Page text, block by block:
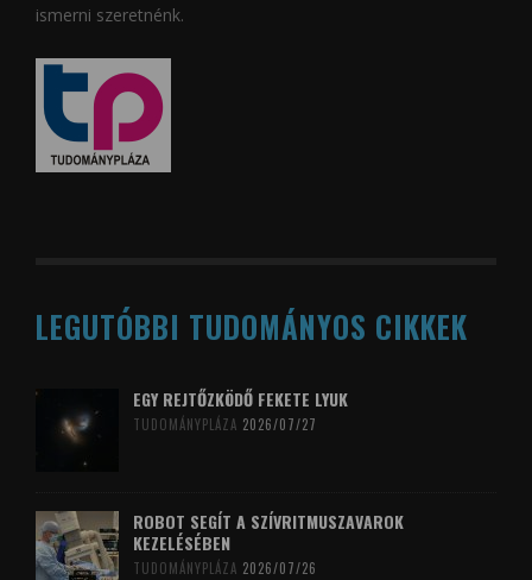
ismerni szeretnénk.
LEGUTÓBBI TUDOMÁNYOS CIKKEK
EGY REJTŐZKÖDŐ FEKETE LYUK
TUDOMÁNYPLÁZA 2026/07/27
ROBOT SEGÍT A SZÍVRITMUSZAVAROK
KEZELÉSÉBEN
TUDOMÁNYPLÁZA 2026/07/26